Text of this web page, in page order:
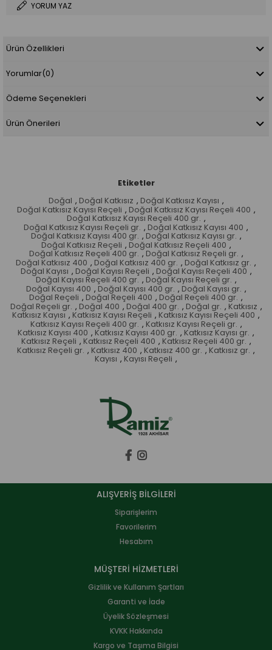
YORUM YAZ
Ürün Özellikleri
Yorumlar(0)
Ödeme Seçenekleri
Ürün Önerileri
Etiketler
Doğal , Doğal Katkısız , Doğal Katkısız Kayısı ,
Doğal Katkısız Kayısı Reçeli , Doğal Katkısız Kayısı Reçeli 400 ,
Doğal Katkısız Kayısı Reçeli 400 gr. ,
Doğal Katkısız Kayısı Reçeli gr. , Doğal Katkısız Kayısı 400 ,
Doğal Katkısız Kayısı 400 gr. , Doğal Katkısız Kayısı gr. ,
Doğal Katkısız Reçeli , Doğal Katkısız Reçeli 400 ,
Doğal Katkısız Reçeli 400 gr. , Doğal Katkısız Reçeli gr. ,
Doğal Katkısız 400 , Doğal Katkısız 400 gr. , Doğal Katkısız gr. ,
Doğal Kayısı , Doğal Kayısı Reçeli , Doğal Kayısı Reçeli 400 ,
Doğal Kayısı Reçeli 400 gr. , Doğal Kayısı Reçeli gr. ,
Doğal Kayısı 400 , Doğal Kayısı 400 gr. , Doğal Kayısı gr. ,
Doğal Reçeli , Doğal Reçeli 400 , Doğal Reçeli 400 gr. ,
Doğal Reçeli gr. , Doğal 400 , Doğal 400 gr. , Doğal gr. , Katkısız ,
Katkısız Kayısı , Katkısız Kayısı Reçeli , Katkısız Kayısı Reçeli 400 ,
Katkısız Kayısı Reçeli 400 gr. , Katkısız Kayısı Reçeli gr. ,
Katkısız Kayısı 400 , Katkısız Kayısı 400 gr. , Katkısız Kayısı gr. ,
Katkısız Reçeli , Katkısız Reçeli 400 , Katkısız Reçeli 400 gr. ,
Katkısız Reçeli gr. , Katkısız 400 , Katkısız 400 gr. , Katkısız gr. ,
Kayısı , Kayısı Reçeli ,
ALIŞVERİŞ BİLGİLERİ
Siparişlerim
Favorilerim
Hesabım
MÜŞTERİ HİZMETLERİ
Gizlilik ve Kullanım Şartları
Garanti ve İade
Üyelik Sözleşmesi
KVKK Hakkında
Kargo ve Taşıma Bilgisi